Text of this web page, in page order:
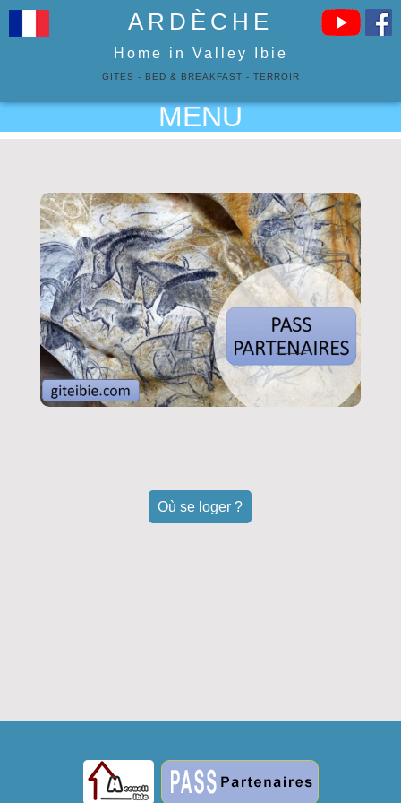
ARDÈCHE
Home in Valley Ibie
GITES - BED & BREAKFAST - TERROIR
MENU
Où se loger ?